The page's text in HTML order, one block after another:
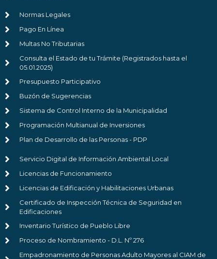
Normas Legales
Pago En Línea
Multas No Tributarias
Consulta el Estado de tu Trámite (Registrados hasta el
05.01.2025)
Presupuesto Participativo
Buzón de Sugerencias
Sistema de Control Interno de la Municipalidad
Programación Multianual de Inversiones
Plan de Desarrollo de las Personas - PDP
Servicio Digital de Información Ambiental Local
Licencias de Funcionamiento
Licencias de Edificación y Habilitaciones Urbanas
Certificado de Inspección Técnica de Seguridad en
Edificaciones
Inventario Turístico de Pueblo Libre
Proceso de Nombramiento - D.L. Nº 276
Empadronamiento de Personas Adulto Mayores al CIAM de